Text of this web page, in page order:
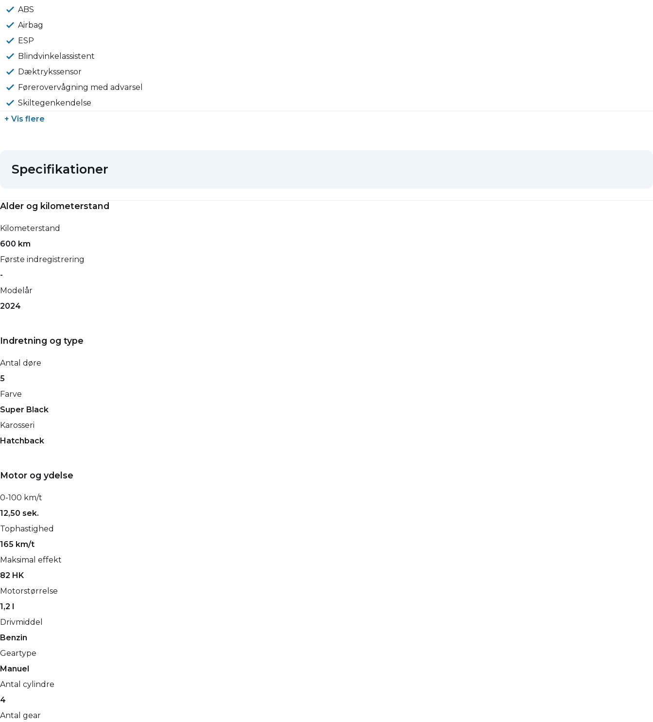
ABS
Airbag
ESP
Blindvinkelassistent
Dæktrykssensor
Førerovervågning med advarsel
Skiltegenkendelse
+ Vis flere
Specifikationer
Alder og kilometerstand
Kilometerstand
600 km
Første indregistrering
-
Modelår
2024
Indretning og type
Antal døre
5
Farve
Super Black
Karosseri
Hatchback
Motor og ydelse
0-100 km/t
12,50 sek.
Tophastighed
165 km/t
Maksimal effekt
82 HK
Motorstørrelse
1,2 l
Drivmiddel
Benzin
Geartype
Manuel
Antal cylindre
4
Antal gear